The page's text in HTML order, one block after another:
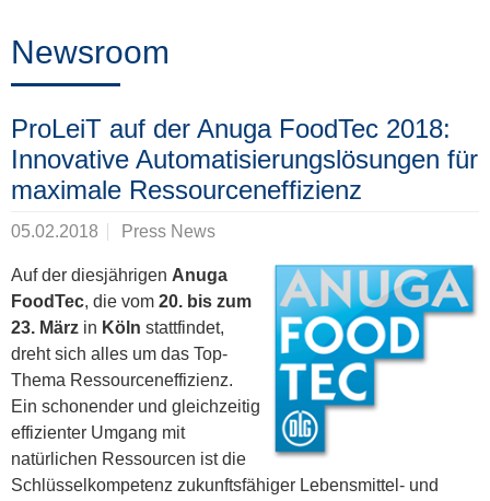
News
&
Events
Partner
Über
ProLeiT
Newsroom
ProLeiT auf der Anuga FoodTec 2018:
Innovative Automatisierungslösungen für
maximale Ressourceneffizienz
05.02.2018 Press News
Auf der diesjährigen Anuga
FoodTec, die vom 20. bis zum
23. März in Köln stattfindet,
dreht sich alles um das Top-
Thema Ressourceneffizienz.
Ein schonender und gleichzeitig
effizienter Umgang mit
natürlichen Ressourcen ist die
Schlüsselkompetenz zukunftsfähiger Lebensmittel- und